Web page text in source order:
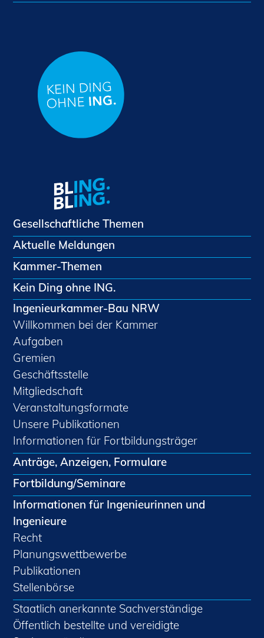
Gesellschaftliche Themen
Aktuelle Meldungen
Kammer-Themen
Kein Ding ohne ING.
Ingenieurkammer-Bau NRW
Willkommen bei der Kammer
Aufgaben
Gremien
Geschäftsstelle
Mitgliedschaft
Veranstaltungsformate
Unsere Publikationen
Informationen für Fortbildungsträger
Anträge, Anzeigen, Formulare
Fortbildung/Seminare
Informationen für Ingenieurinnen und
Ingenieure
Recht
Planungswettbewerbe
Publikationen
Stellenbörse
Staatlich anerkannte Sachverständige
Öffentlich bestellte und vereidigte